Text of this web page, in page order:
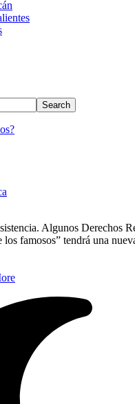
Algunos Derechos
los famosos” tendrá una